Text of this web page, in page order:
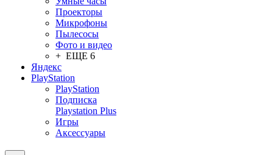
Проекторы
Микрофоны
Пылесосы
Фото и видео
+ ЕЩЕ 6
Яндекс
PlayStation
PlayStation
Подписка
Playstation Plus
Игры
Аксессуары